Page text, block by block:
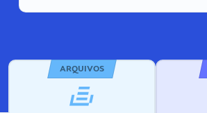
ARQUIVOS